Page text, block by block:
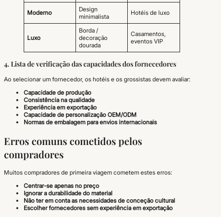
Moderno
Design
minimalista
Hotéis de luxo
Luxo
Borda /
decoração
dourada
Casamentos,
eventos VIP
4. Lista de verificação das capacidades dos fornecedores
Ao selecionar um fornecedor, os hotéis e os grossistas devem avaliar:
Capacidade de produção
Consistência na qualidade
Experiência em exportação
Capacidade de personalização OEM/ODM
Normas de embalagem para envios internacionais
Erros comuns cometidos pelos
compradores
Muitos compradores de primeira viagem cometem estes erros:
Centrar-se apenas no preço
Ignorar a durabilidade do material
Não ter em conta as necessidades de conceção cultural
Escolher fornecedores sem experiência em exportação